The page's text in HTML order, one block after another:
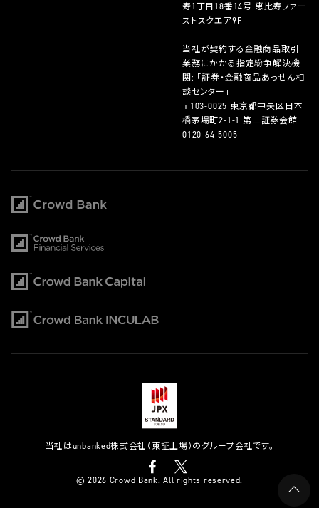
寿1丁目18番14号 恵比寿ファー
ストスクエア9F
当社が契約する金融商品取引
業務にかかる指定紛争解決機
関: 「証券・金融商品あっせん相
談センター」
〒103-0025 東京都中央区日本
橋茅場町2-1-1 第二証券会館
0120-64-5005
当社はunbanked株式会社（東証上場）のグループ会社です。
© 2026 Crowd Bank. All rights reserved.